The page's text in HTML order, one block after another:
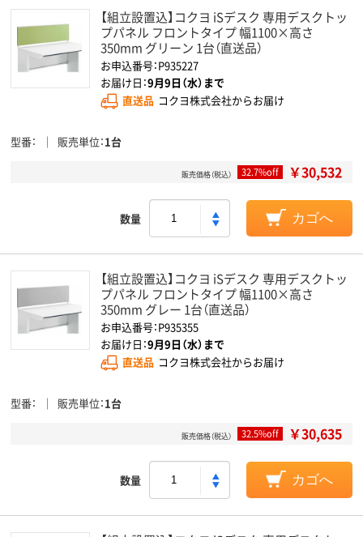
【組立設置込】コクヨ iSデスク 専用デスクトッ
プパネル フロントタイプ 幅1100×高さ
350mm グリーン 1台（直送品）
お申込番号：P935227
お届け日：9月9日（水）まで
直送品 コクヨ株式会社からお届け
型番 販売単位 1台
販売価格（税込） 32.7%off ￥30,532
数量 カゴへ
【組立設置込】コクヨ iSデスク 専用デスクトッ
プパネル フロントタイプ 幅1100×高さ
350mm グレー 1台（直送品）
お申込番号：P935355
お届け日：9月9日（水）まで
直送品 コクヨ株式会社からお届け
型番 販売単位 1台
販売価格（税込） 32.5%off ￥30,635
数量 カゴへ